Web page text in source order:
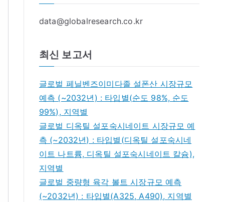
data@globalresearch.co.kr
최신 보고서
글로벌 페닐벤즈이미다졸 설폰산 시장규모
예측 (~2032년) : 타입별(순도 98%, 순도
99%), 지역별
글로벌 디옥틸 설포숙시네이트 시장규모 예
측 (~2032년) : 타입별(디옥틸 설포숙시네
이트 나트륨, 디옥틸 설포숙시네이트 칼슘),
지역별
글로벌 중량형 육각 볼트 시장규모 예측
(~2032년) : 타입별(A325, A490), 지역별